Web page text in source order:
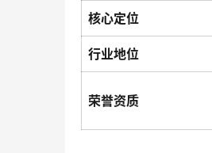
核心定位
行业地位
荣誉资质